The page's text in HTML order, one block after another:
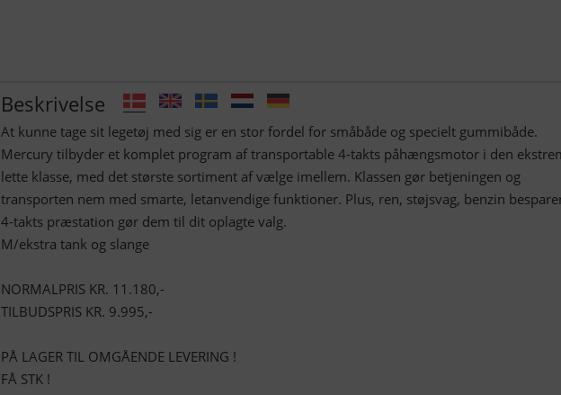
Beskrivelse
At kunne tage sit legetøj med sig er en stor fordel for småbåde og specielt gummibåde.
Mercury tilbyder et komplet program af transportable 4-takts påhængsmotor i den
lette klasse, med det største sortiment af vælge imellem. Klassen gør betjeningen og
transporten nem med smarte, letanvendige funktioner. Plus, ren, støjsvag, benzin
4-takts præstation gør dem til dit oplagte valg.
M/ekstra tank og slange
NORMALPRIS KR. 11.180,-
TILBUDSPRIS KR. 9.995,-
PÅ LAGER TIL OMGÅENDE LEVERING !
FÅ STK !